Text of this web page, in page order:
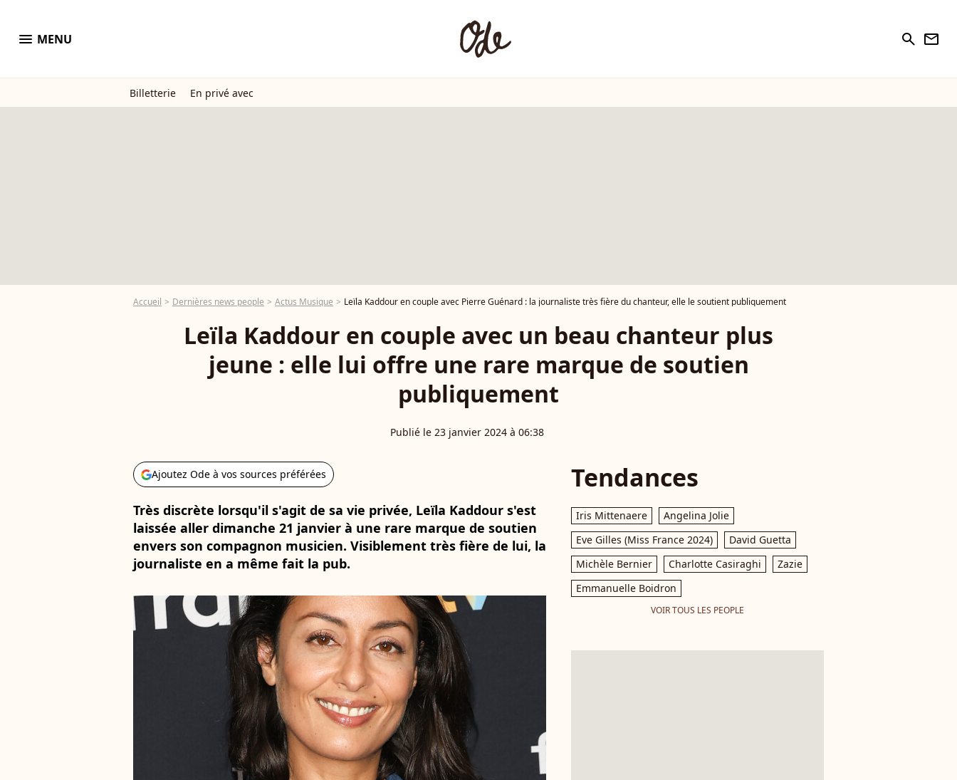
menu MENU search newsletter
Billetterie En privé avec
Accueil Dernières news people Actus Musique Leïla Kaddour en couple avec Pierre Guénard : la journaliste très fière du chanteur, elle le soutient publiquement
Leïla Kaddour en couple avec un beau chanteur plus
jeune : elle lui offre une rare marque de soutien
publiquement
Publié le 23 janvier 2024 à 06:38
Ajoutez Ode à vos sources préférées
Très discrète lorsqu'il s'agit de sa vie privée, Leïla Kaddour s'est
laissée aller dimanche 21 janvier à une rare marque de soutien
envers son compagnon musicien. Visiblement très fière de lui, la
journaliste en a même fait la pub.
Tendances
Iris Mittenaere
Angelina Jolie
Eve Gilles (Miss France 2024)
David Guetta
Michèle Bernier
Charlotte Casiraghi
Zazie
Emmanuelle Boidron
VOIR TOUS LES PEOPLE